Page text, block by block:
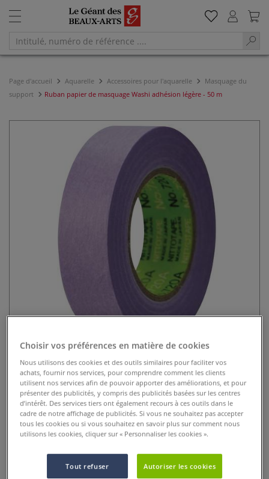
Page d'accueil Aquarelle Accessoires pour l'aquarelle
Masquage du
support
Ruban papier de masquage Washi adhésion légère - 50 m
Ruban papier de masquage Washi
adhésion légère - 50 m
2 Commentaires
violet. Avec un support papier de riz lisse enduit d’un
Choisir vos préférences en matière de cookies
Nous utilisons des cookies et des outils similaires pour faciliter vos
achats, fournir nos services, pour comprendre comment les clients
utilisent nos services afin de pouvoir apporter des améliorations, et pour
présenter des publicités, y compris des publicités basées sur les centres
d’intérêt. Des services tiers ont également recours à ces outils dans le
cadre de notre affichage de publicités. Si vous ne souhaitez pas accepter
tous les cookies ou si vous souhaitez en savoir plus sur comment nous
utilisons les cookies, cliquer sur « Personnaliser les cookies ».
Tout refuser Autoriser les cookies